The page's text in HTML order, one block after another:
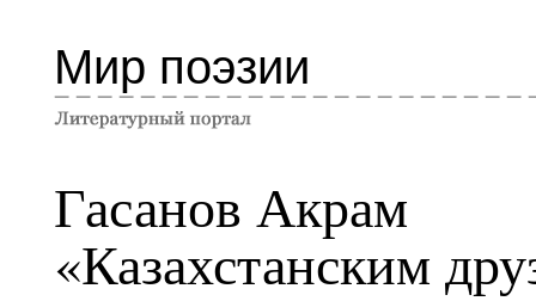
Мир поэзии
Гасанов Акрам
«Казахстанским